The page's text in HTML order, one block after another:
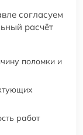
согласуем
расчёт
поломки и
работ